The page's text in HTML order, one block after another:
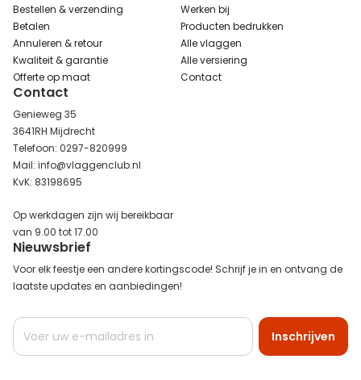
Bestellen & verzending
Betalen
Annuleren & retour
Kwaliteit & garantie
Offerte op maat
Werken bij
Producten bedrukken
Alle vlaggen
Alle versiering
Contact
Contact
Genieweg 35
3641RH Mijdrecht
Telefoon: 0297-820999
Mail: info@vlaggenclub.nl
KvK: 83198695
Op werkdagen zijn wij bereikbaar
van 9.00 tot 17.00
Nieuwsbrief
Voor elk feestje een andere kortingscode! Schrijf je in en ontvang de
laatste updates en aanbiedingen!
Abonneer
op
Inschrijven